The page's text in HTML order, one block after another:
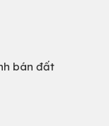
bán đất